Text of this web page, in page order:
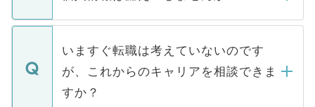
関を公にしてしまうと、応募が殺到する場
に、医療機関が求める条件に合った人材の
みを人材紹介会社に依頼するケースが増え
ています。
定を承諾する必要はありません。内定先へ
の辞退の連絡はキャリアパートナーが行い
ますので、ご安心ください。
個人情報が漏えいすることはありませんの
で、ご安心ください。当サイトからの登録
などで収集したご登録者様の個人情報は、
ご本人のキャリアアップおよび転職活動の
支援を目的に使用いたします。お預かりし
いますぐ転職は考えていないのです
が、これからのキャリアを相談できま
すか？